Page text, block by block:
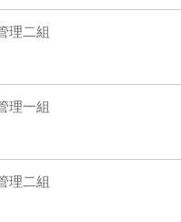
理二組
理一組
理二組